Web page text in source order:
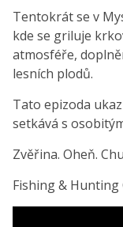
Tentokrát se v
kde se griluje
atmosféře,
lesních plodů.
Tato epizoda
setkává s
Zvěřina. Oheň.
Fishing & Hunting